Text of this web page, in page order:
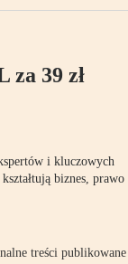
za 39 zł
i kluczowych
biznes, prawo
treści publikowane